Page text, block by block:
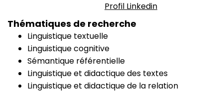
Profil Linkedin
Thématiques de recherche
Linguistique textuelle
Linguistique cognitive
Sémantique référentielle
Linguistique et didactique des textes
Linguistique et didactique de la relation